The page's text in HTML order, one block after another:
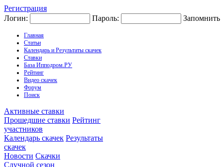
Регистрация
Логин:
Пароль: Запомнить
Главная
Статьи
Календарь и Результаты скачек
Ставки
База Ипподром.РУ
Рейтинг
Видео скачек
Форум
Поиск
Активные ставки
Прошедшие ставки Рейтинг
участников
Календарь скачек Результаты
скачек
Новости Скачки
Случной сезон